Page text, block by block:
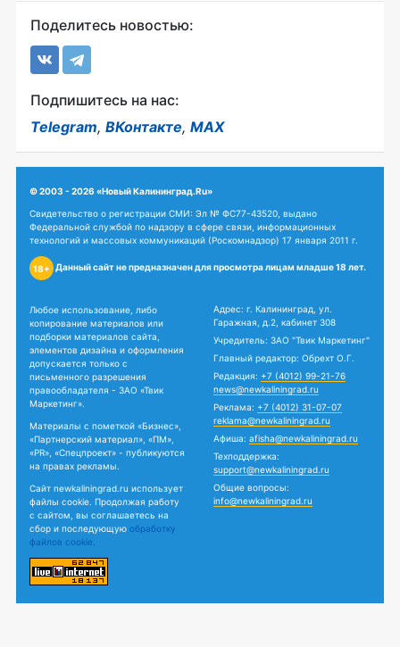
Поделитесь новостью:
Подпишитесь на нас:
Telegram, ВКонтакте, MAX
© 2003 - 2026 «Новый Калининград.Ru»
Свидетельство о регистрации СМИ: Эл № ФС77-43520, выдано
Федеральной службой по надзору в сфере связи, информационных
технологий и массовых коммуникаций (Роскомнадзор) 17 января 2011 г.
18+ Данный сайт не предназначен для просмотра лицам младше 18 лет.
Любое использование, либо
копирование материалов или
подборки материалов сайта,
элементов дизайна и оформления
допускается только с
письменного разрешения
правообладателя - ЗАО «Твик
Маркетинг».
Материалы с пометкой «Бизнес»,
«Партнерский материал», «ПМ»,
«PR», «Спецпроект» - публикуются
на правах рекламы.
Сайт newkaliningrad.ru использует
файлы cookie. Продолжая работу
с сайтом, вы соглашаетесь на
сбор и последующую обработку
файлов cookie.
Адрес: г. Калининград, ул.
Гаражная, д.2, кабинет 308
Учредитель: ЗАО "Твик Маркетинг"
Главный редактор: Обрехт О.Г.
Редакция: +7 (4012) 99-21-76
news@newkaliningrad.ru
Реклама: +7 (4012) 31-07-07
reklama@newkaliningrad.ru
Афиша: afisha@newkaliningrad.ru
Техподдержка:
support@newkaliningrad.ru
Общие вопросы:
info@newkaliningrad.ru